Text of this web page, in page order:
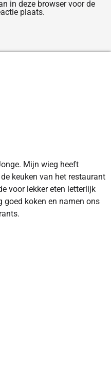
in deze browser voor de
plaats.
Mijn wieg heeft
keuken van het restaurant
voor lekker eten letterlijk
goed koken en namen ons